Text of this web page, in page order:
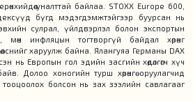
уналттай байлаа. STOXX Europe 600,
бүгд мэдэгдэмжтэйгээр буурсан нь
сулрал, үйлдвэрлэл болон экспортын
мөн инфляцын тогтворгүй байдал хөрөнгө
харуулж байна. Ялангуяа Германы DAX
нь Европын гол эдийн засгийн хөдөлгөгч хүч
Долоо хоногийн турш хөрөнгө оруулагчид
болсон нь зах зээлийн савлагааг